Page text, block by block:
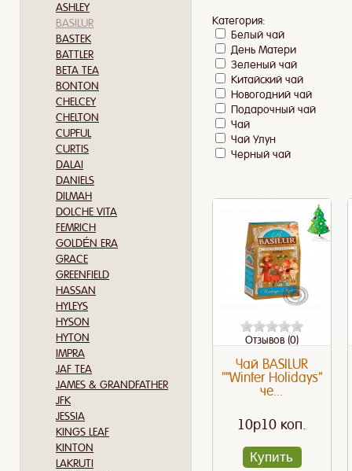
ASHLEY
BASILUR
BASTEK
BATTLER
BETA TEA
BONTON
CHELCEY
CHELTON
CUPFUL
CURTIS
DALAI
DANIELS
DILMAH
DOLCHE VITA
FEMRICH
GOLDÉN ERA
GRACE
GREENFIELD
HASSAN
HYLEYS
HYSON
HYTON
IMPRA
JAF TEA
JAMES & GRANDFATHER
JFK
JESSIA
KINGS LEAF
KINTON
LAKRUTI
Категория:
Белый чай
День Матери
Зеленый чай
Китайский чай
Новогодний чай
Подарочный чай
Чай
Чай Улун
Черный чай
Отзывов (0)
Чай BASILUR
""Winter Holidays"
че...
10p10 коп.
Купить